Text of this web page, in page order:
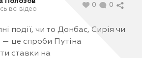
всі відео
0 0
події, чи то Донбас, Сирія чи
— це спроби Путіна
ставки на